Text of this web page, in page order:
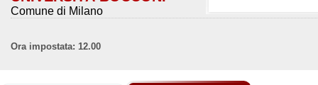
Comune di Milano
Ora impostata: 12.00